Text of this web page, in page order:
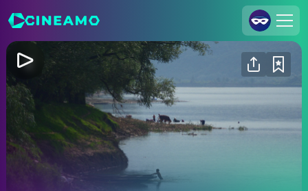
Registrieren
Cineamo für Unternehmen
Kontakt
Datenschutzerklärung